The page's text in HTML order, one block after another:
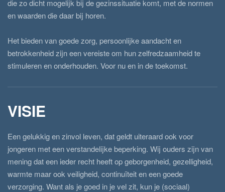
die zo dicht mogelijk bij de gezinssituatie komt, met de normen
en waarden die daar bij horen.
Het bieden van goede zorg, persoonlijke aandacht en
betrokkenheid zijn een vereiste om hun zelfredzaamheid te
stimuleren en onderhouden. Voor nu en in de toekomst.
VISIE
Een gelukkig en zinvol leven, dat geldt uiteraard ook voor
jongeren met een verstandelijke beperking. Wij ouders zijn van
mening dat een ieder recht heeft op geborgenheid, gezelligheid,
warmte maar ook veiligheid, continuïteit en een goede
verzorging. Want als je goed in je vel zit, kun je (sociaal)